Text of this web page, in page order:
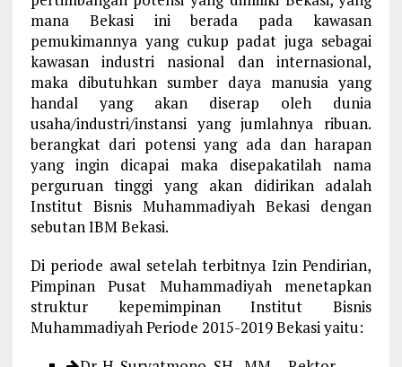
mana Bekasi ini berada pada kawasan
pemukimannya yang cukup padat juga sebagai
kawasan industri nasional dan internasional,
maka dibutuhkan sumber daya manusia yang
handal yang akan diserap oleh dunia
usaha/industri/instansi yang jumlahnya ribuan.
berangkat dari potensi yang ada dan harapan
yang ingin dicapai maka disepakatilah nama
perguruan tinggi yang akan didirikan adalah
Institut Bisnis Muhammadiyah Bekasi dengan
sebutan IBM Bekasi.
Di periode awal setelah terbitnya Izin Pendirian,
Pimpinan Pusat Muhammadiyah menetapkan
struktur kepemimpinan Institut Bisnis
Muhammadiyah Periode 2015-2019 Bekasi yaitu: